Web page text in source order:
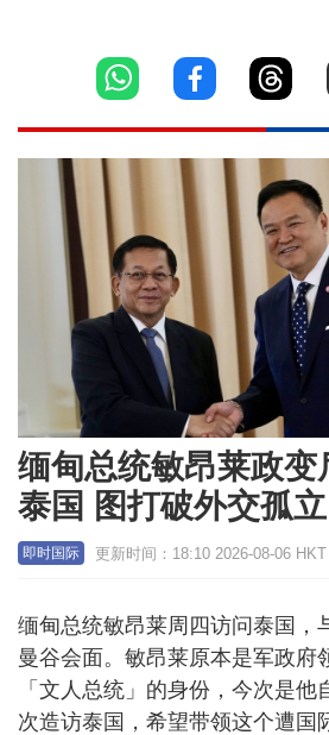
缅甸总统敏昂莱政变
泰国 图打破外交孤立
即时国际 更新时间：18:10 2026-08-06 HKT
缅甸总统敏昂莱周四访问泰国，
曼谷会面。敏昂莱原本是军政府
「文人总统」的身份，今次是
次造访泰国，希望带领这个遭国